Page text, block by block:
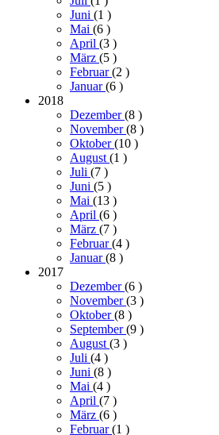
Juni (1 )
Mai (6 )
April (3 )
März (5 )
Februar(2 )
Januar(6 )
2018
Dezember(8 )
November(8 )
Oktober(10 )
August (1 )
Juli (7 )
Juni (5 )
Mai (13 )
April (6 )
März (7 )
Februar(4 )
Januar(8 )
2017
Dezember(6 )
November(3 )
Oktober(8 )
September(9 )
August (3 )
Juli (4 )
Juni (8 )
Mai (4 )
April (7 )
März (6 )
Februar(1 )